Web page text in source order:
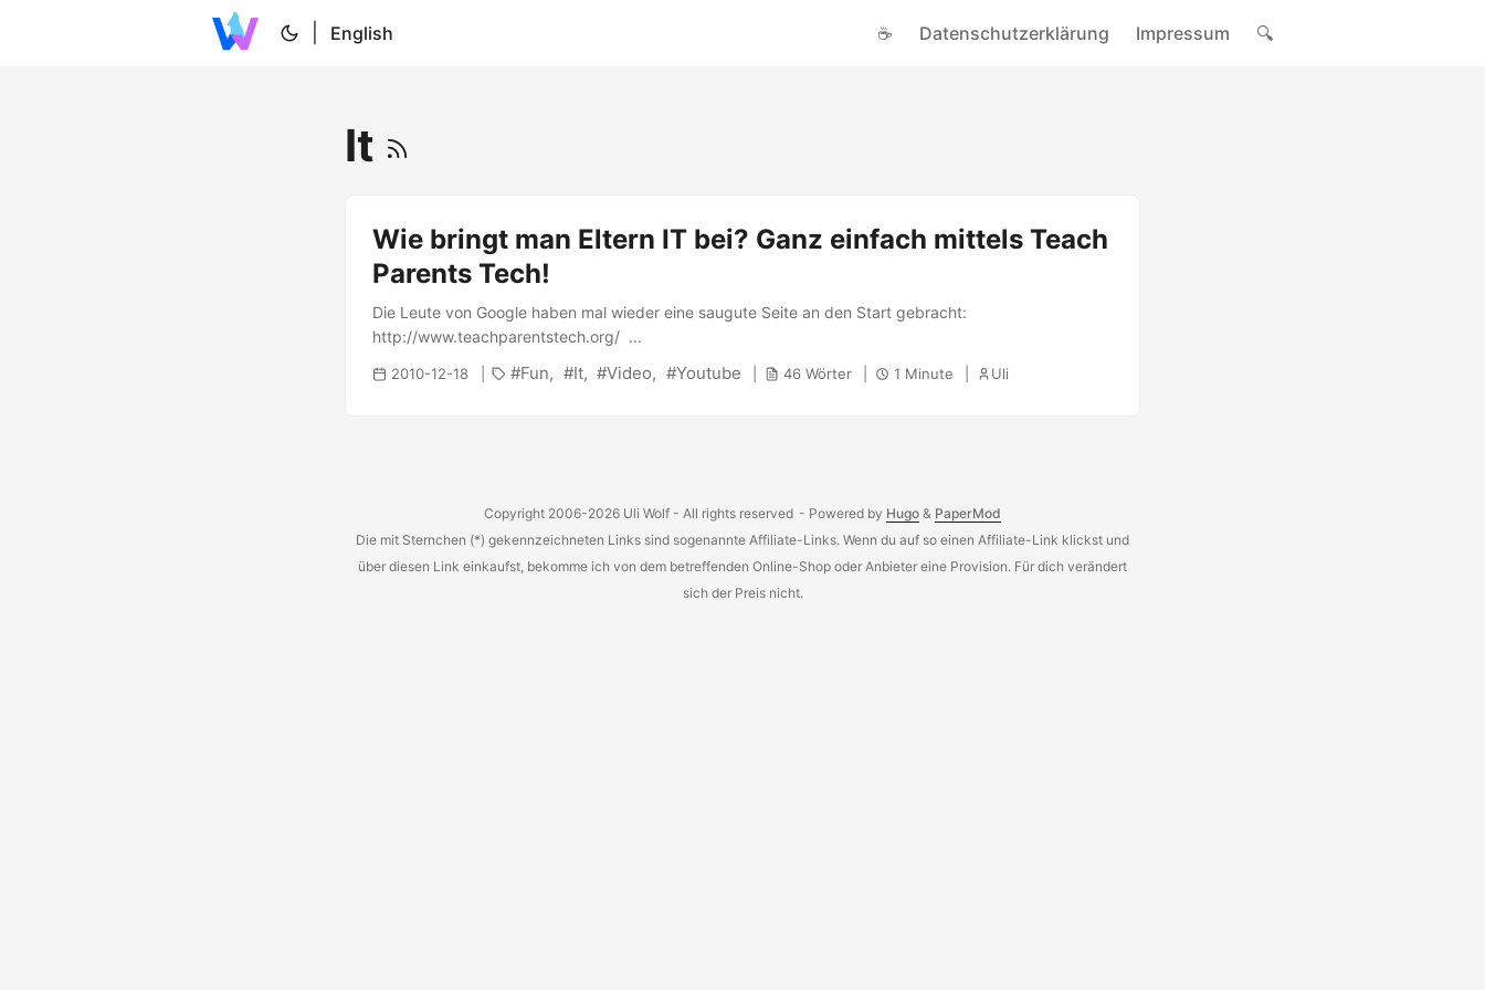
English ☕ Datenschutzerklärung Impressum 🔍
It
Wie bringt man Eltern IT bei? Ganz einfach mittels Teach
Parents Tech!
Die Leute von Google haben mal wieder eine saugute Seite an den Start gebracht:
http://www.teachparentstech.org/ ...
2010-12-18 Fun It Video Youtube 46 Wörter 1 Minute Uli
Copyright 2006-2026 Uli Wolf - All rights reserved - Powered by Hugo & PaperMod
Die mit Sternchen (*) gekennzeichneten Links sind sogenannte Affiliate-Links. Wenn du auf so einen Affiliate-Link klickst und
über diesen Link einkaufst, bekomme ich von dem betreffenden Online-Shop oder Anbieter eine Provision. Für dich verändert
sich der Preis nicht.